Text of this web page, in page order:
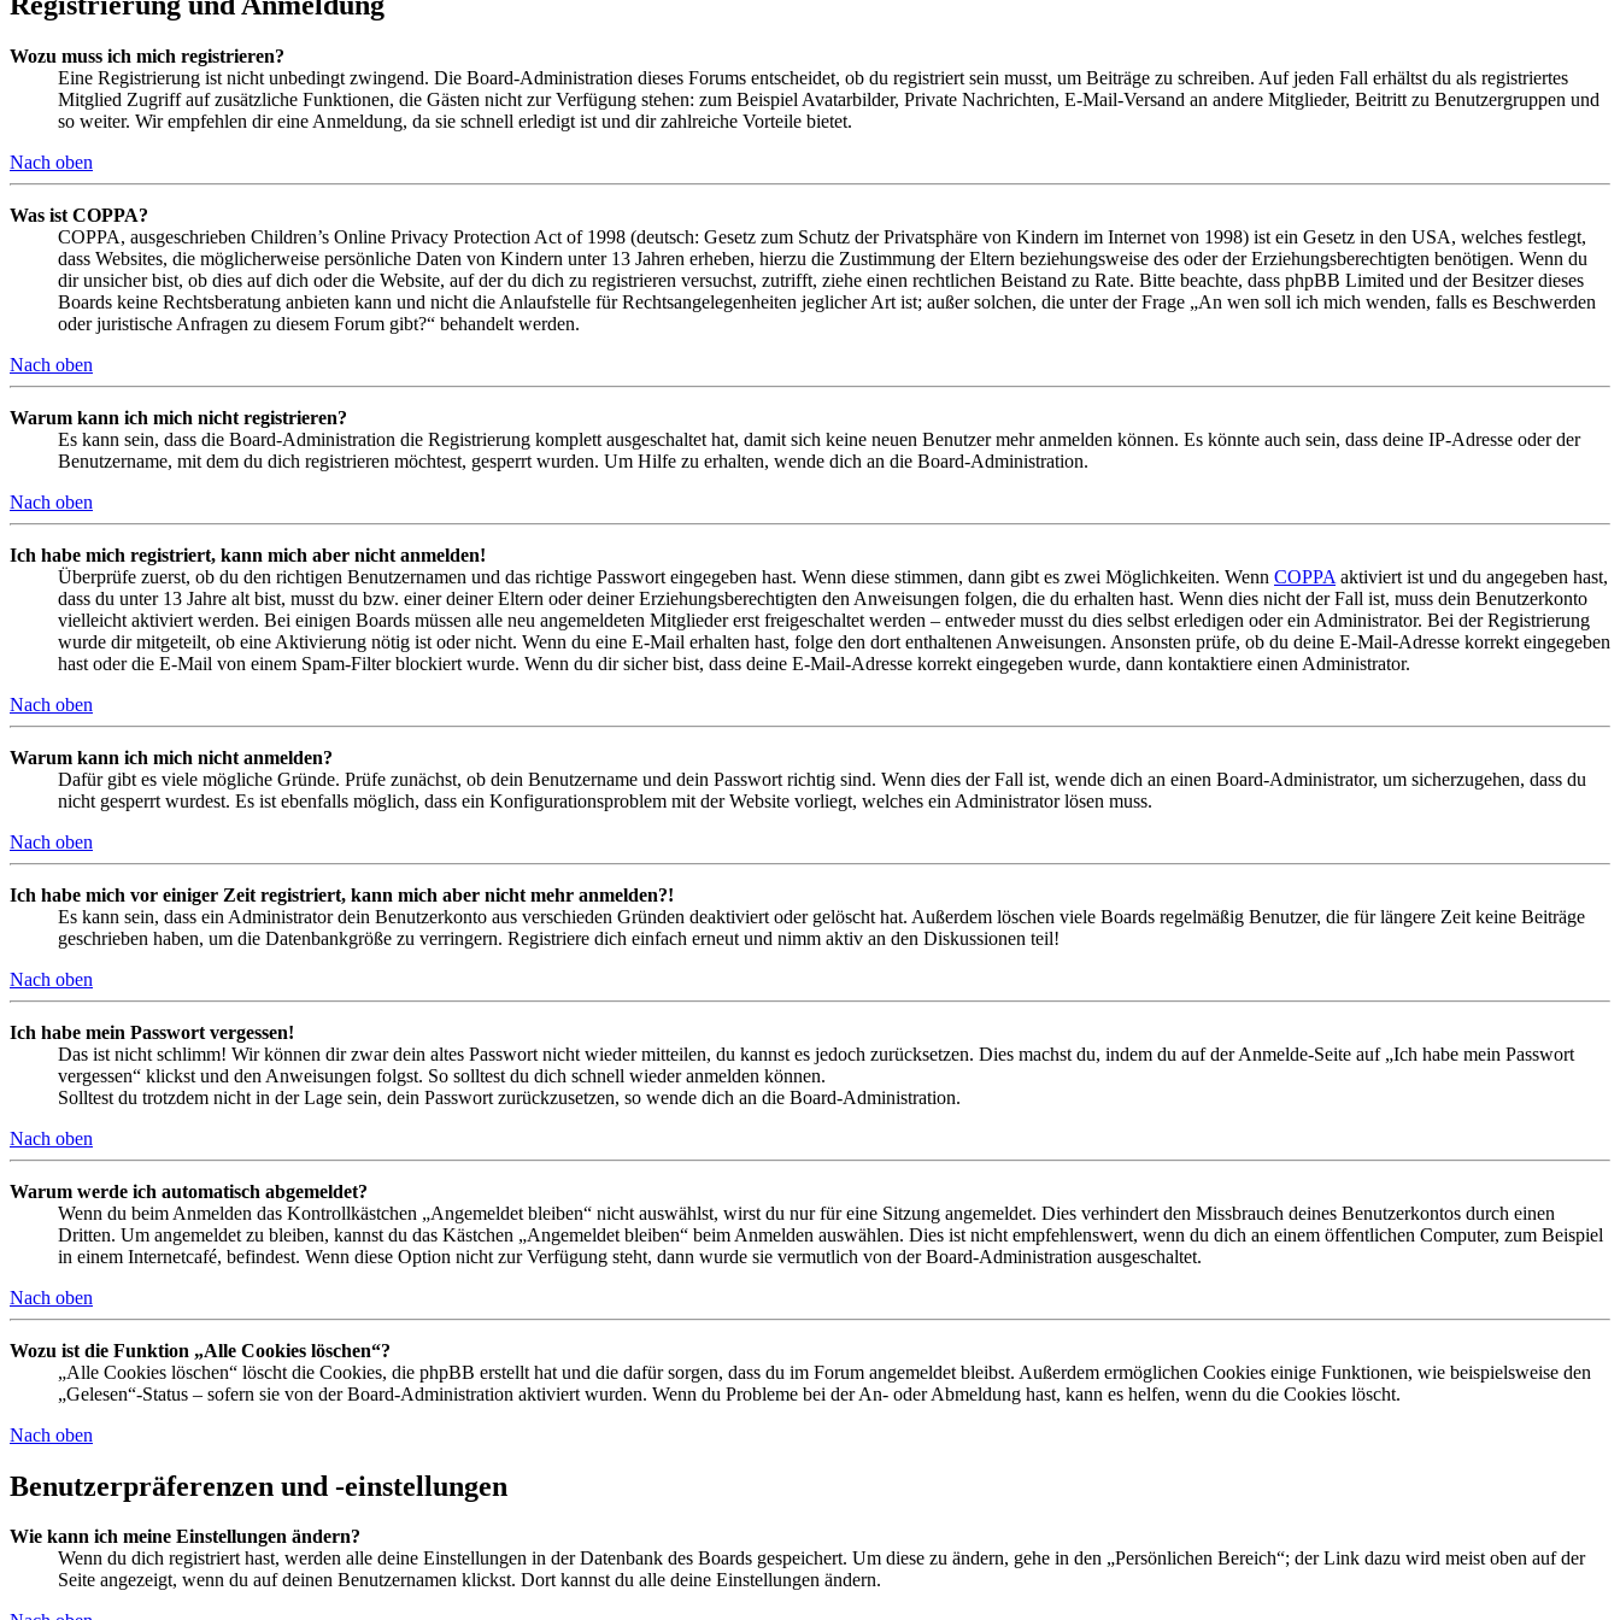
Wozu muss ich mich registrieren?
Eine Registrierung ist nicht unbedingt zwingend. Die Board-Administration dieses Forums entscheidet, ob du registriert sein musst, um Beiträge zu schreiben. Auf jeden Fall erhältst du als registriertes
Mitglied Zugriff auf zusätzliche Funktionen, die Gästen nicht zur Verfügung stehen: zum Beispiel Avatarbilder, Private Nachrichten, E-Mail-Versand an andere Mitglieder, Beitritt zu Benutzergruppen und
so weiter. Wir empfehlen dir eine Anmeldung, da sie schnell erledigt ist und dir zahlreiche Vorteile bietet.
Nach oben
Was ist COPPA?
COPPA, ausgeschrieben Children’s Online Privacy Protection Act of 1998 (deutsch: Gesetz zum Schutz der Privatsphäre von Kindern im Internet von 1998) ist ein Gesetz in den USA, welches festlegt,
dass Websites, die möglicherweise persönliche Daten von Kindern unter 13 Jahren erheben, hierzu die Zustimmung der Eltern beziehungsweise des oder der Erziehungsberechtigten benötigen. Wenn du
dir unsicher bist, ob dies auf dich oder die Website, auf der du dich zu registrieren versuchst, zutrifft, ziehe einen rechtlichen Beistand zu Rate. Bitte beachte, dass phpBB Limited und der Besitzer dieses
Boards keine Rechtsberatung anbieten kann und nicht die Anlaufstelle für Rechtsangelegenheiten jeglicher Art ist; außer solchen, die unter der Frage „An wen soll ich mich wenden, falls es Beschwerden
oder juristische Anfragen zu diesem Forum gibt?“ behandelt werden.
Nach oben
Warum kann ich mich nicht registrieren?
Es kann sein, dass die Board-Administration die Registrierung komplett ausgeschaltet hat, damit sich keine neuen Benutzer mehr anmelden können. Es könnte auch sein, dass deine IP-Adresse oder der
Benutzername, mit dem du dich registrieren möchtest, gesperrt wurden. Um Hilfe zu erhalten, wende dich an die Board-Administration.
Nach oben
Ich habe mich registriert, kann mich aber nicht anmelden!
Überprüfe zuerst, ob du den richtigen Benutzernamen und das richtige Passwort eingegeben hast. Wenn diese stimmen, dann gibt es zwei Möglichkeiten. Wenn COPPA aktiviert ist und du angegeben hast,
dass du unter 13 Jahre alt bist, musst du bzw. einer deiner Eltern oder deiner Erziehungsberechtigten den Anweisungen folgen, die du erhalten hast. Wenn dies nicht der Fall ist, muss dein Benutzerkonto
vielleicht aktiviert werden. Bei einigen Boards müssen alle neu angemeldeten Mitglieder erst freigeschaltet werden – entweder musst du dies selbst erledigen oder ein Administrator. Bei der Registrierung
wurde dir mitgeteilt, ob eine Aktivierung nötig ist oder nicht. Wenn du eine E-Mail erhalten hast, folge den dort enthaltenen Anweisungen. Ansonsten prüfe, ob du deine E-Mail-Adresse korrekt eingegeben
hast oder die E-Mail von einem Spam-Filter blockiert wurde. Wenn du dir sicher bist, dass deine E-Mail-Adresse korrekt eingegeben wurde, dann kontaktiere einen Administrator.
Nach oben
Warum kann ich mich nicht anmelden?
Dafür gibt es viele mögliche Gründe. Prüfe zunächst, ob dein Benutzername und dein Passwort richtig sind. Wenn dies der Fall ist, wende dich an einen Board-Administrator, um sicherzugehen, dass du
nicht gesperrt wurdest. Es ist ebenfalls möglich, dass ein Konfigurationsproblem mit der Website vorliegt, welches ein Administrator lösen muss.
Nach oben
Ich habe mich vor einiger Zeit registriert, kann mich aber nicht mehr anmelden?!
Es kann sein, dass ein Administrator dein Benutzerkonto aus verschieden Gründen deaktiviert oder gelöscht hat. Außerdem löschen viele Boards regelmäßig Benutzer, die für längere Zeit keine Beiträge
geschrieben haben, um die Datenbankgröße zu verringern. Registriere dich einfach erneut und nimm aktiv an den Diskussionen teil!
Nach oben
Ich habe mein Passwort vergessen!
Das ist nicht schlimm! Wir können dir zwar dein altes Passwort nicht wieder mitteilen, du kannst es jedoch zurücksetzen. Dies machst du, indem du auf der Anmelde-Seite auf „Ich habe mein Passwort
vergessen“ klickst und den Anweisungen folgst. So solltest du dich schnell wieder anmelden können.
Solltest du trotzdem nicht in der Lage sein, dein Passwort zurückzusetzen, so wende dich an die Board-Administration.
Nach oben
Warum werde ich automatisch abgemeldet?
Wenn du beim Anmelden das Kontrollkästchen „Angemeldet bleiben“ nicht auswählst, wirst du nur für eine Sitzung angemeldet. Dies verhindert den Missbrauch deines Benutzerkontos durch einen
Dritten. Um angemeldet zu bleiben, kannst du das Kästchen „Angemeldet bleiben“ beim Anmelden auswählen. Dies ist nicht empfehlenswert, wenn du dich an einem öffentlichen Computer, zum Beispiel
in einem Internetcafé, befindest. Wenn diese Option nicht zur Verfügung steht, dann wurde sie vermutlich von der Board-Administration ausgeschaltet.
Nach oben
Wozu ist die Funktion „Alle Cookies löschen“?
„Alle Cookies löschen“ löscht die Cookies, die phpBB erstellt hat und die dafür sorgen, dass du im Forum angemeldet bleibst. Außerdem ermöglichen Cookies einige Funktionen, wie beispielsweise den
„Gelesen“-Status – sofern sie von der Board-Administration aktiviert wurden. Wenn du Probleme bei der An- oder Abmeldung hast, kann es helfen, wenn du die Cookies löscht.
Nach oben
Benutzerpräferenzen und -einstellungen
Wie kann ich meine Einstellungen ändern?
Wenn du dich registriert hast, werden alle deine Einstellungen in der Datenbank des Boards gespeichert. Um diese zu ändern, gehe in den „Persönlichen Bereich“; der Link dazu wird meist oben auf der
Seite angezeigt, wenn du auf deinen Benutzernamen klickst. Dort kannst du alle deine Einstellungen ändern.